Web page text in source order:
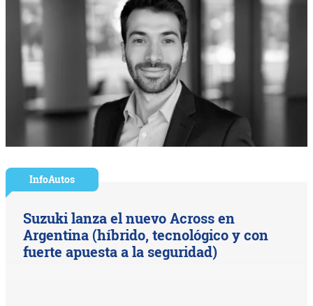
InfoAutos
Suzuki lanza el nuevo Across en
Argentina (híbrido, tecnológico y con
fuerte apuesta a la seguridad)